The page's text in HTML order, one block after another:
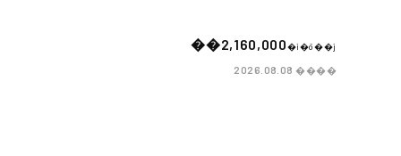
��2,160,000�i�ō��j
2026.08.08����